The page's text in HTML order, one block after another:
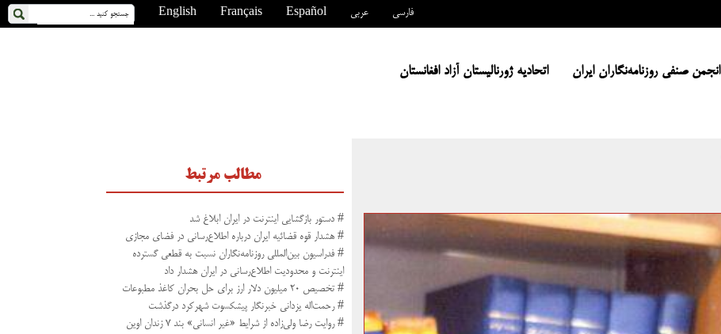
English Français Español عربی فارسی
انجمن صنفی روزنامه‌نگاران ایران اتحادیه ژورنالیستان آزاد افغانستان
مطالب مرتبط
# دستور بازگشایی اینترنت در ایران ابلاغ شد
# هشدار قوه قضائیه ایران درباره اطلاع‌رسانی در فضای مجازی
# فدراسیون بین‌المللی روزنامه‌نگاران نسبت به قطعی گسترده
اینترنت و محدودیت اطلاع‌رسانی در ایران هشدار داد
# تخصیص ۲۰ میلیون دلار ارز برای حل بحران کاغذ مطبوعات
# رحمت‌اله یزدانی خبرنگار پیشکسوت شهرکرد درگذشت
# روایت رضا ولی‌زاده از شرایط «غیر انسانی» بند ۷ زندان اوین